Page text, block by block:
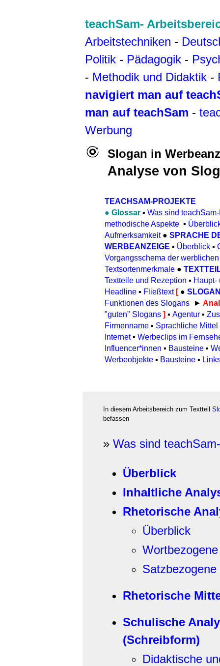
teachSam-
Arbeitstechniken -
Politik - Pädagogik -
- Methodik und Didaktik -
navigiert man auf
man auf teachSam -
Werbung
Slogan in
Analyse von
TEACHSAM-PROJEKTE
● Glossar ▪ Was sind
methodische Aspekte ▪
Aufmerksamkeit ● SPRACHE
WERBEANZEIGE ▪ Überblick ▪
Vorgangsschema der
Textsortenmerkmale ●
Textteile und Rezeption ▪ Haupt-
Headline ▪ Fließtext [ ●
Funktionen des Slogans
►
"guten" Slogans ] ▪ Agentur ▪
Firmenname ▪ Sprachliche Mittel
Internet ▪ Werbeclips im
Influencer*innen ▪ Bausteine ▪
Werbeobjekte ▪ Bausteine ▪
In diesem Arbeitsbereich zum Textteil
befassen
» Was sind
Überblick
Inhaltliche
Rhetorische
Überblick
Rhetorische
Schulische
(Schreibform)
Didaktische